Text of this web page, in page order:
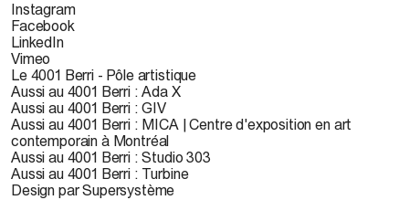
Instagram
Facebook
LinkedIn
Vimeo
Le 4001 Berri - Pôle artistique
Aussi au 4001 Berri : Ada X
Aussi au 4001 Berri : GIV
Aussi au 4001 Berri : MICA | Centre d'exposition en art
contemporain à Montréal
Aussi au 4001 Berri : Studio 303
Aussi au 4001 Berri : Turbine
Design par Supersystème